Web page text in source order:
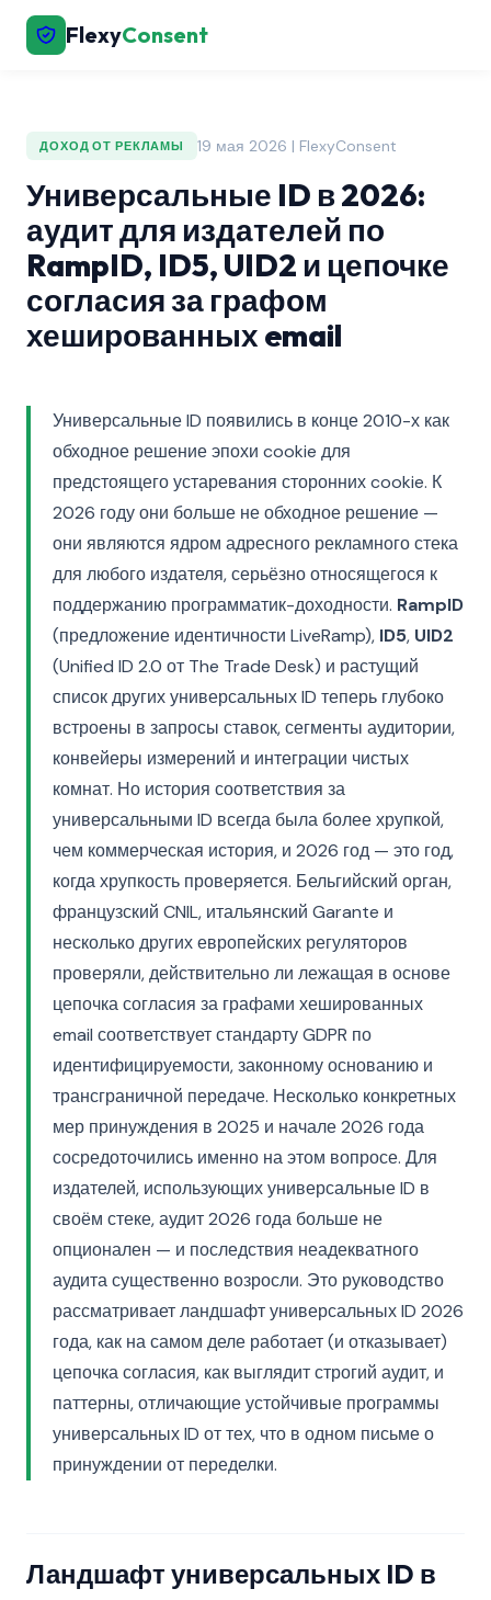
FlexyConsent
ДОХОД ОТ РЕКЛАМЫ 19 мая 2026 | FlexyConsent
Универсальные ID в 2026:
аудит для издателей по
RampID, ID5, UID2 и цепочке
согласия за графом
хешированных email
Универсальные ID появились в конце 2010-х как
обходное решение эпохи cookie для
предстоящего устаревания сторонних cookie. К
2026 году они больше не обходное решение —
они являются ядром адресного рекламного стека
для любого издателя, серьёзно относящегося к
поддержанию программатик-доходности. RampID
(предложение идентичности LiveRamp), ID5, UID2
(Unified ID 2.0 от The Trade Desk) и растущий
список других универсальных ID теперь глубоко
встроены в запросы ставок, сегменты аудитории,
конвейеры измерений и интеграции чистых
комнат. Но история соответствия за
универсальными ID всегда была более хрупкой,
чем коммерческая история, и 2026 год — это год,
когда хрупкость проверяется. Бельгийский орган,
французский CNIL, итальянский Garante и
несколько других европейских регуляторов
проверяли, действительно ли лежащая в основе
цепочка согласия за графами хешированных
email соответствует стандарту GDPR по
идентифицируемости, законному основанию и
трансграничной передаче. Несколько конкретных
мер принуждения в 2025 и начале 2026 года
сосредоточились именно на этом вопросе. Для
издателей, использующих универсальные ID в
своём стеке, аудит 2026 года больше не
опционален — и последствия неадекватного
аудита существенно возросли. Это руководство
рассматривает ландшафт универсальных ID 2026
года, как на самом деле работает (и отказывает)
цепочка согласия, как выглядит строгий аудит, и
паттерны, отличающие устойчивые программы
универсальных ID от тех, что в одном письме о
принуждении от переделки.
Ландшафт универсальных ID в